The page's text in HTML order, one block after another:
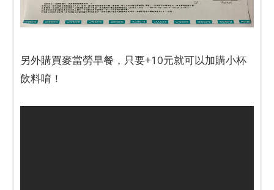
另外購買麥當勞早餐，只要+10元就可以加購小杯
飲料唷！